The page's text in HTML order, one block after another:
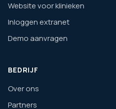
Website voor klinieken
Inloggen extranet
Demo aanvragen
BEDRIJF
Over ons
Partners